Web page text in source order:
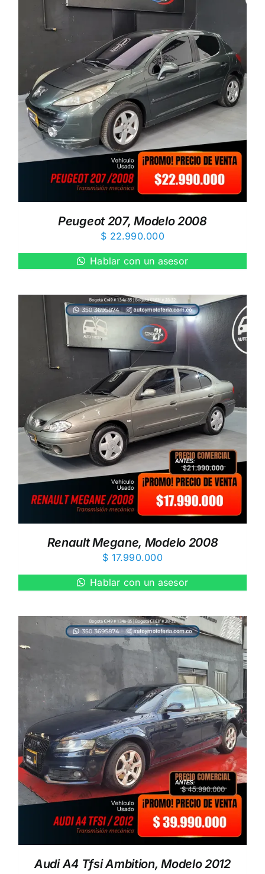
Peugeot 207, Modelo 2008
$ 22.990.000
Hablar con un asesor
Renault Megane, Modelo 2008
$ 17.990.000
Hablar con un asesor
Audi A4 Tfsi Ambition, Modelo 2012